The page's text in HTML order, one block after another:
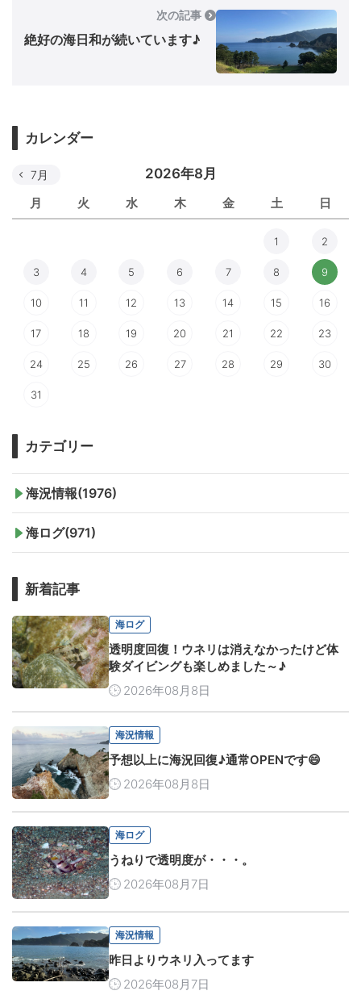
次の記事
絶好の海日和が続いています♪
カレンダー
2026年8月
月 火 水 木 金 土 日
7月
1 2
3 4 5 6 7 8 9
10 11 12 13 14 15 16
17 18 19 20 21 22 23
24 25 26 27 28 29 30
31
カテゴリー
海況情報(1976)
海ログ(971)
新着記事
海ログ
透明度回復！ウネリは消えなかったけど体
験ダイビングも楽しめました～♪
2026年08月8日
海況情報
予想以上に海況回復♪通常OPENです😄
2026年08月8日
海ログ
うねりで透明度が・・・。
2026年08月7日
海況情報
昨日よりウネリ入ってます
2026年08月7日